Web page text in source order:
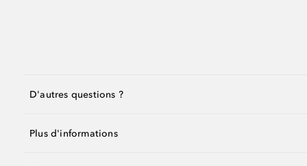
D'autres questions ?
Plus d'informations